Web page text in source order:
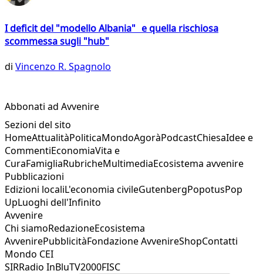
I deficit del "modello Albania" e quella rischiosa
scommessa sugli "hub"
di Vincenzo R. Spagnolo
Abbonati ad Avvenire
Sezioni del sito
HomeAttualitàPoliticaMondoAgoràPodcastChiesaIdee e
CommentiEconomiaVita e
CuraFamigliaRubricheMultimediaEcosistema avvenire
Pubblicazioni
Edizioni localiL'economia civileGutenbergPopotusPop
UpLuoghi dell'Infinito
Avvenire
Chi siamoRedazioneEcosistema
AvvenirePubblicitàFondazione AvvenireShopContatti
Mondo CEI
SIRRadio InBluTV2000FISC